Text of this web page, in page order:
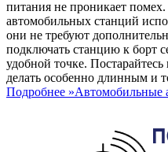
питания не проникает
автомобильных станций
они не требуют
подключать станцию к борт
удобной точке.
делать особенно длинным и
Подробнее »Автомобильные